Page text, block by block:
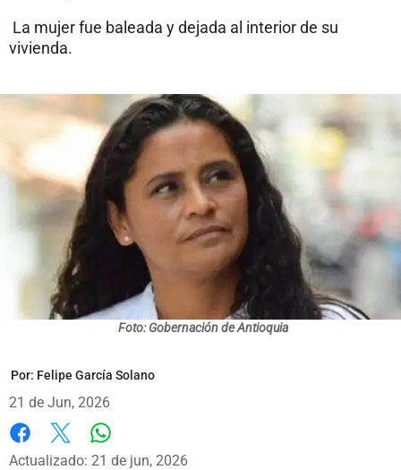
La mujer fue baleada y dejada al interior de su
vivienda.
Foto: Gobernación de Antioquia
Por: Felipe García Solano
21 de Jun, 2026
Facebook
X
Actualizado: 21 de jun, 2026